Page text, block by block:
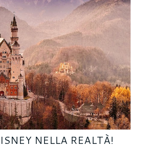
NELLA REALTÀ!